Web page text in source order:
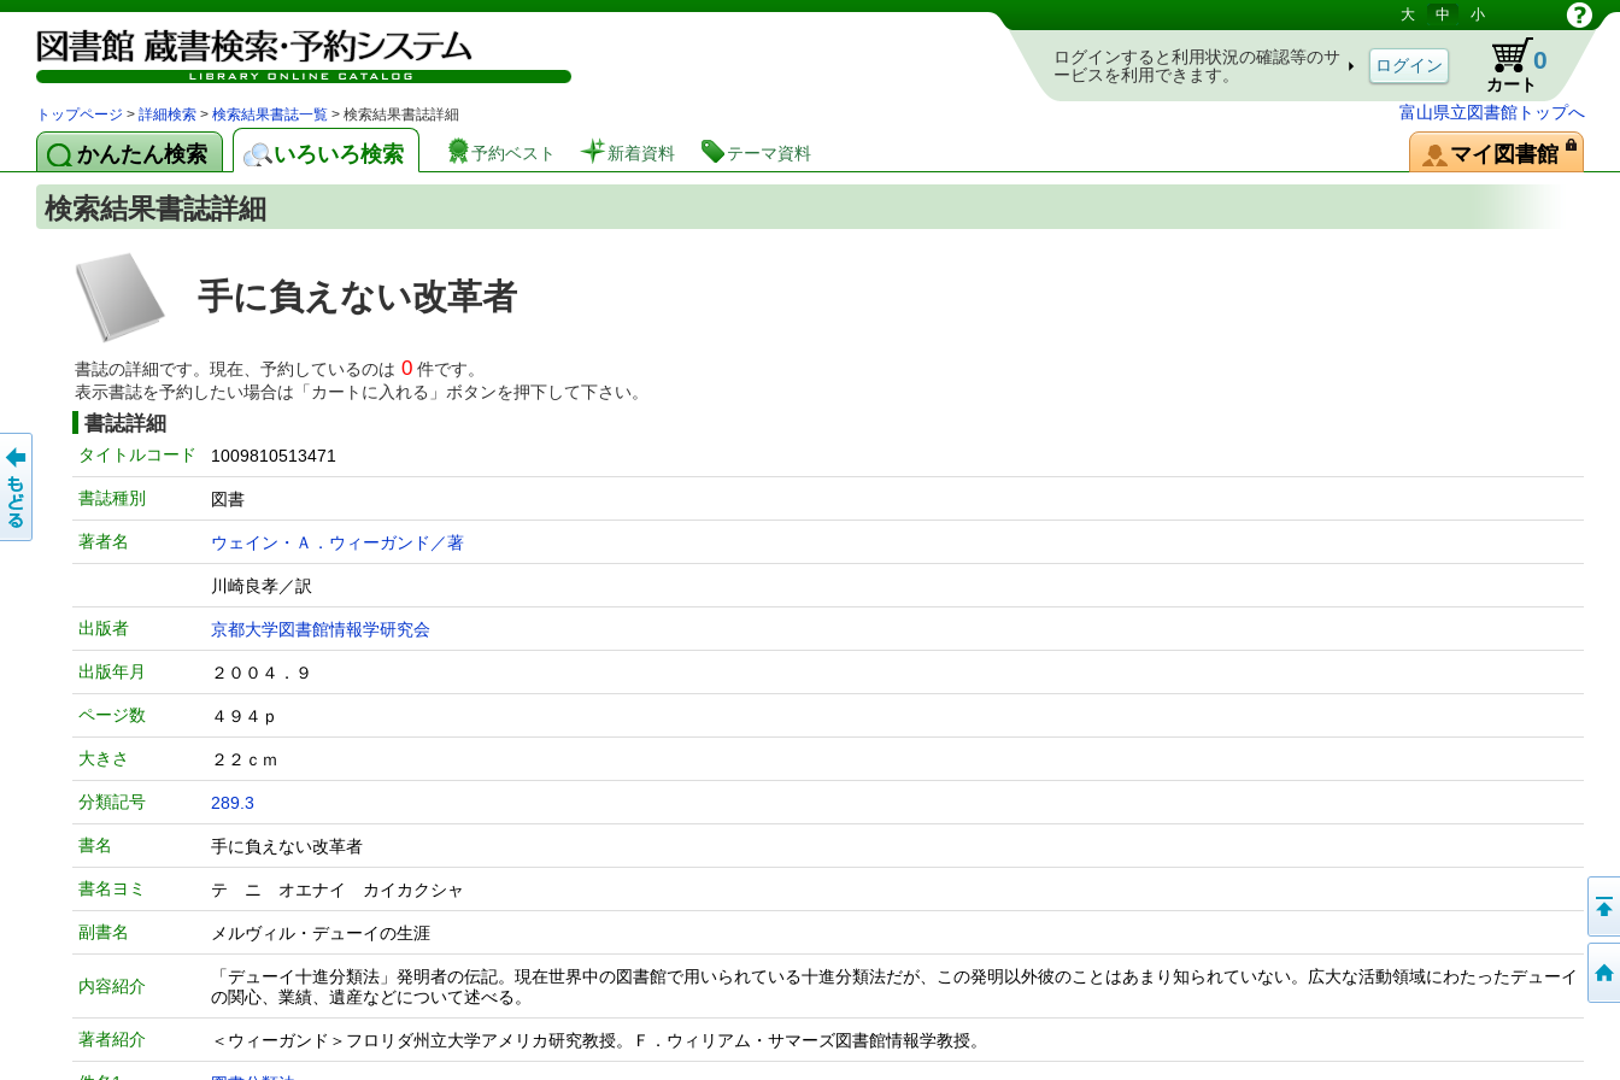
図書館 蔵書検索・予約システム 大 中 小
ログインすると利用状況の確認等のサ
ービスを利用できます。
カート
0
富山県立図書館トップへ
トップページ > 詳細検索 > 検索結果書誌一覧 > 検索結果書誌詳細
かんたん検索 いろいろ検索 予約ベスト 新着資料 テーマ資料 マイ図書館
検索結果書誌詳細
手に負えない改革者
書誌の詳細です。現在、予約しているのは 0 件です。
表示書誌を予約したい場合は「カートに入れる」ボタンを押下して下さい。
書誌詳細
タイトルコード 1009810513471
書誌種別 図書
著者名 ウェイン・Ａ．ウィーガンド／著
川崎良孝／訳
出版者 京都大学図書館情報学研究会
出版年月 ２００４．９
ページ数 ４９４ｐ
大きさ ２２ｃｍ
分類記号 289.3
書名 手に負えない改革者
書名ヨミ テ ニ オエナイ カイカクシャ
副書名 メルヴィル・デューイの生涯
内容紹介
「デューイ十進分類法」発明者の伝記。現在世界中の図書館で用いられている十進分類法だが、この発明以外彼のことはあまり知られていない。広大な活動領域にわたったデューイ
の関心、業績、遺産などについて述べる。
著者紹介 ＜ウィーガンド＞フロリダ州立大学アメリカ研究教授。Ｆ．ウィリアム・サマーズ図書館情報学教授。